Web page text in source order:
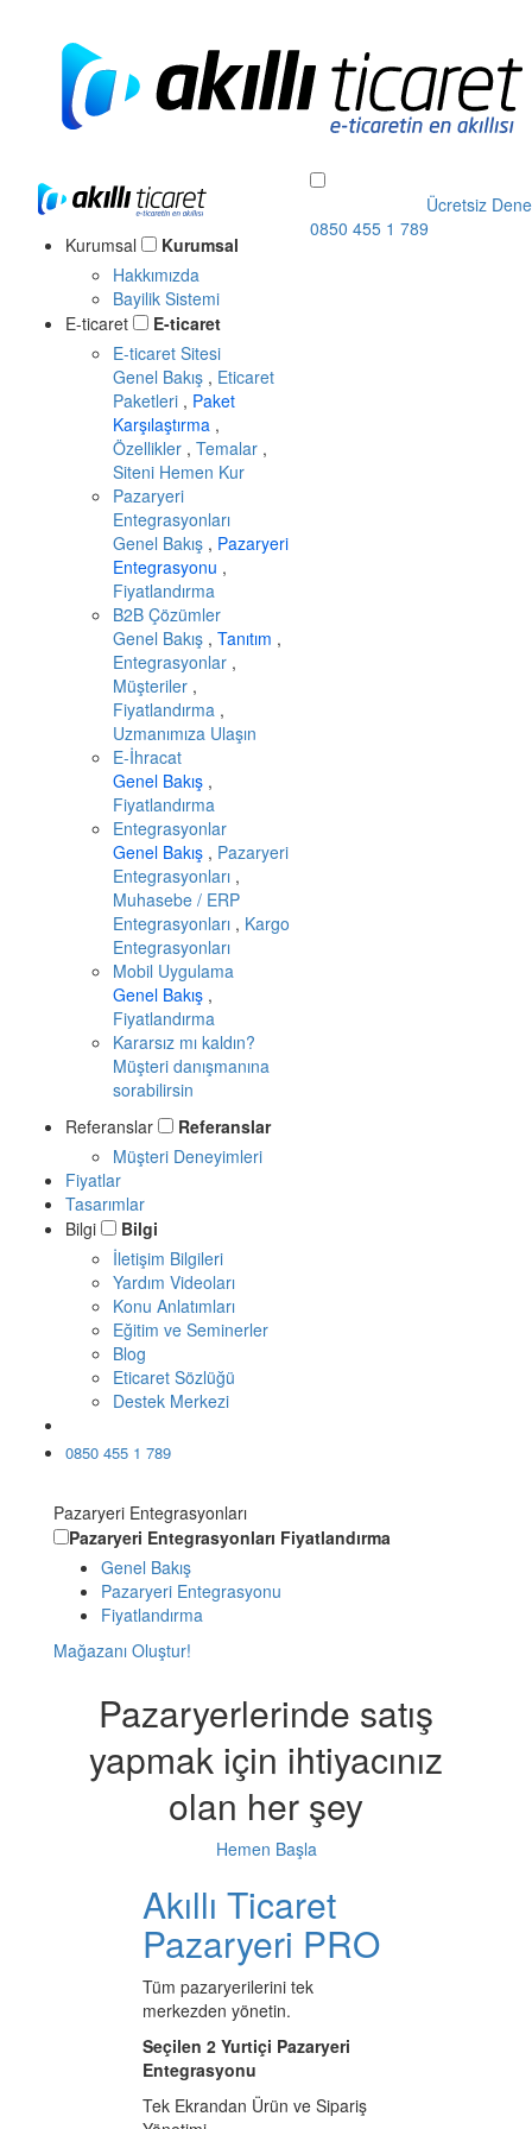
Kurumsal
Kurumsal
Hakkımızda
Bayilik Sistemi
E-ticaret
E-ticaret
E-ticaret Sitesi
Genel Bakış , Eticaret
Paketleri , Paket
Karşılaştırma ,
Özellikler , Temalar ,
Siteni Hemen Kur
Pazaryeri
Entegrasyonları
Genel Bakış , Pazaryeri
Entegrasyonu ,
Fiyatlandırma
B2B Çözümler
Genel Bakış , Tanıtım ,
Entegrasyonlar ,
Müşteriler ,
Fiyatlandırma ,
Uzmanımıza Ulaşın
E-İhracat
Genel Bakış ,
Fiyatlandırma
Entegrasyonlar
Genel Bakış , Pazaryeri
Entegrasyonları ,
Muhasebe / ERP
Entegrasyonları , Kargo
Entegrasyonları
Mobil Uygulama
Genel Bakış ,
Fiyatlandırma
Kararsız mı kaldın?
Müşteri danışmanına
sorabilirsin
Referanslar
Referanslar
Müşteri Deneyimleri
Fiyatlar
Tasarımlar
Bilgi
Bilgi
İletişim Bilgileri
Yardım Videoları
Konu Anlatımları
Eğitim ve Seminerler
Blog
Eticaret Sözlüğü
Destek Merkezi
0850 455 1 789
Ücretsiz Dene
0850 455 1 789
Pazaryeri Entegrasyonları
Pazaryeri Entegrasyonları Fiyatlandırma
Genel Bakış
Pazaryeri Entegrasyonu
Fiyatlandırma
Mağazanı Oluştur!
Pazaryerlerinde satış
yapmak için ihtiyacınız
olan her şey
Hemen Başla
Akıllı Ticaret
Pazaryeri PRO
Tüm pazaryerilerini tek
merkezden yönetin.
Seçilen 2 Yurtiçi Pazaryeri
Entegrasyonu
Tek Ekrandan Ürün ve Sipariş